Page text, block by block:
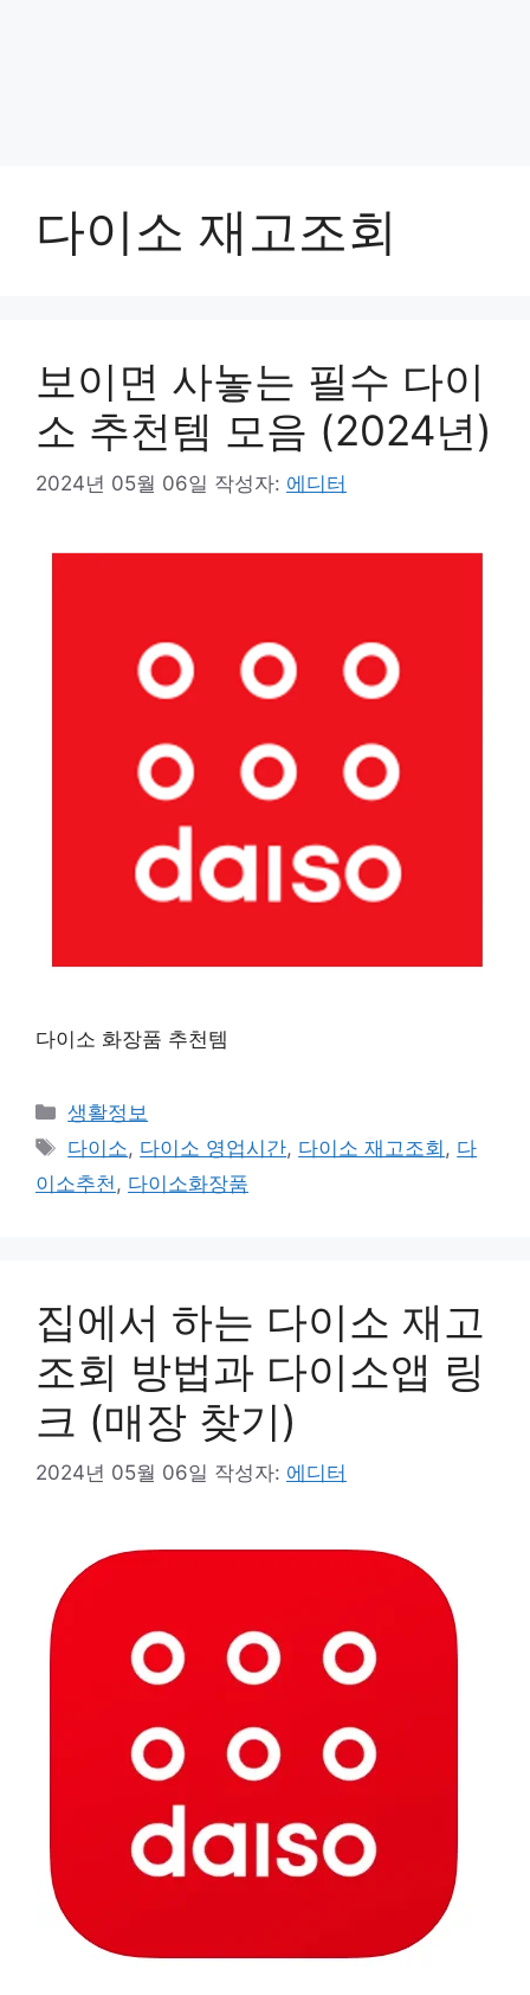
다이소 재고조회
보이면 사놓는 필수 다이
소 추천템 모음 (2024년)
2024년 05월 06일 작성자: 에디터
다이소 화장품 추천템
카
테
고
리
생활정보
태
그
다이소, 다이소 영업시간, 다이소 재고조회 , 다
이소추천 , 다이소화장품
집에서 하는 다이소 재고
조회 방법과 다이소앱 링
크 (매장 찾기)
2024년 05월 06일 작성자: 에디터